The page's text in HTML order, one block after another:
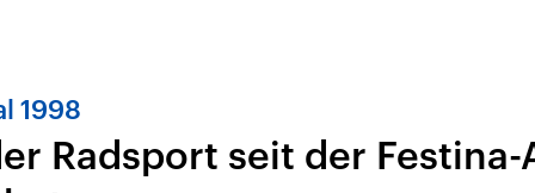
Nahostkonflikt
Iran
1998
Radsport seit der Festina-